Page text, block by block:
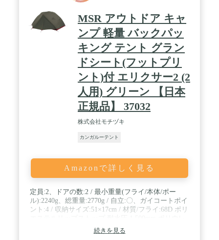
MSR アウトドア キャ
ンプ 軽量 バックパッ
キング テント グラン
ドシート(フットプリ
ント)付 エリクサー2 (2
人用) グリーン 【日本
正規品】 37032
株式会社モチヅキ
カンガルーテント
Amazonで詳しく見る
定員:2、ドアの数:2 / 最小重量(フライ/本体/ポー
ル):2240g、総重量:2770g / 自立:〇、ガイコートポイ
ント:4 / 収納サイズ:51×17cm / 材質/フライ:68D ポリ
タン&DWRコーティング、ポール:7000 シリーズア
ルミ、キャノピー:40Dリップストップナイロン
続きを見る